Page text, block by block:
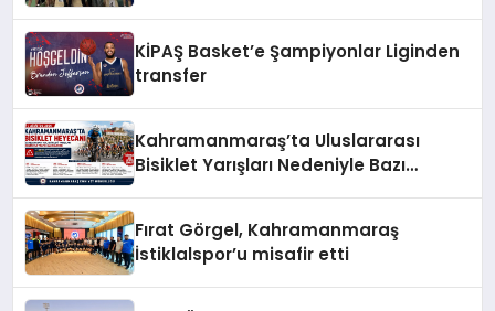
KİPAŞ Basket’e Şampiyonlar Liginden
transfer
Kahramanmaraş’ta Uluslararası
Bisiklet Yarışları Nedeniyle Bazı
Fırat Görgel, Kahramanmaraş
İstiklalspor’u misafir etti